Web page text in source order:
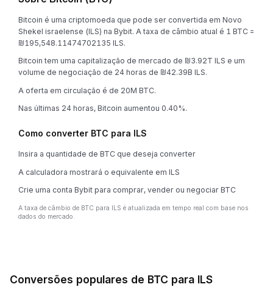
Bitcoin é uma criptomoeda que pode ser convertida em Novo
Shekel israelense (ILS) na Bybit. A taxa de câmbio atual é 1 BTC =
₪195,548.11474702135 ILS.
Bitcoin tem uma capitalização de mercado de ₪3.92T ILS e um
volume de negociação de 24 horas de ₪42.39B ILS.
A oferta em circulação é de 20M BTC.
Nas últimas 24 horas, Bitcoin aumentou 0.40%.
Como converter BTC para ILS
Insira a quantidade de BTC que deseja converter
A calculadora mostrará o equivalente em ILS
Crie uma conta Bybit para comprar, vender ou negociar BTC
A taxa de câmbio de BTC para ILS é atualizada em tempo real com base nos
dados do mercado.
Conversões populares de BTC para ILS